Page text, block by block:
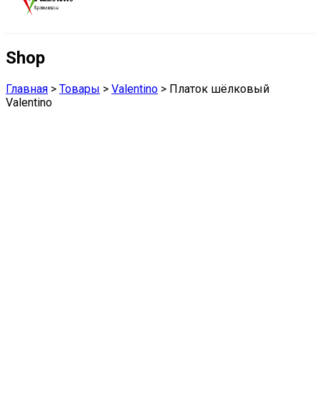
Shop
Главная > Товары > Valentino > Платок шёлковый
Valentino